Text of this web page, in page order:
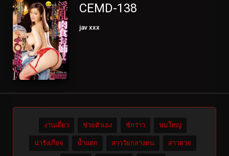
CEMD-138
jav xxx
งานเดี่ยว ช่วยตัวเอง ชักว่าว นมใหญ่
น่ารังเกียจ น้ำแตก สาววัยกลางคน สาวสวย